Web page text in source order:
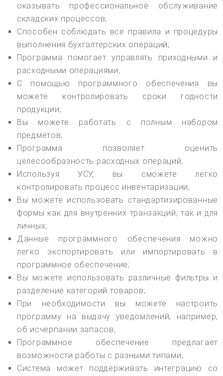
оказывать профессиональное обслуживание
складских процессов;
Способен соблюдать все правила и процедуры
выполнения бухгалтерских операций;
Программа помогает управлять приходными и
расходными операциями;
С помощью программного обеспечения вы
можете контролировать сроки годности
продукции;
Вы можете работать с полным набором
предметов;
Программа позволяет оценить
целесообразность расходных операций;
Используя УСУ, вы сможете легко
контролировать процесс инвентаризации;
Вы можете использовать стандартизированные
формы как для внутренних транзакций, так и для
личных;
Данные программного обеспечения можно
легко экспортировать или импортировать в
программное обеспечение;
Вы можете использовать различные фильтры и
разделение категорий товаров;
При необходимости вы можете настроить
программу на выдачу уведомлений, например,
об исчерпании запасов;
Программное обеспечение предлагает
возможности работы с разными типами;
Система может поддерживать интеграцию со